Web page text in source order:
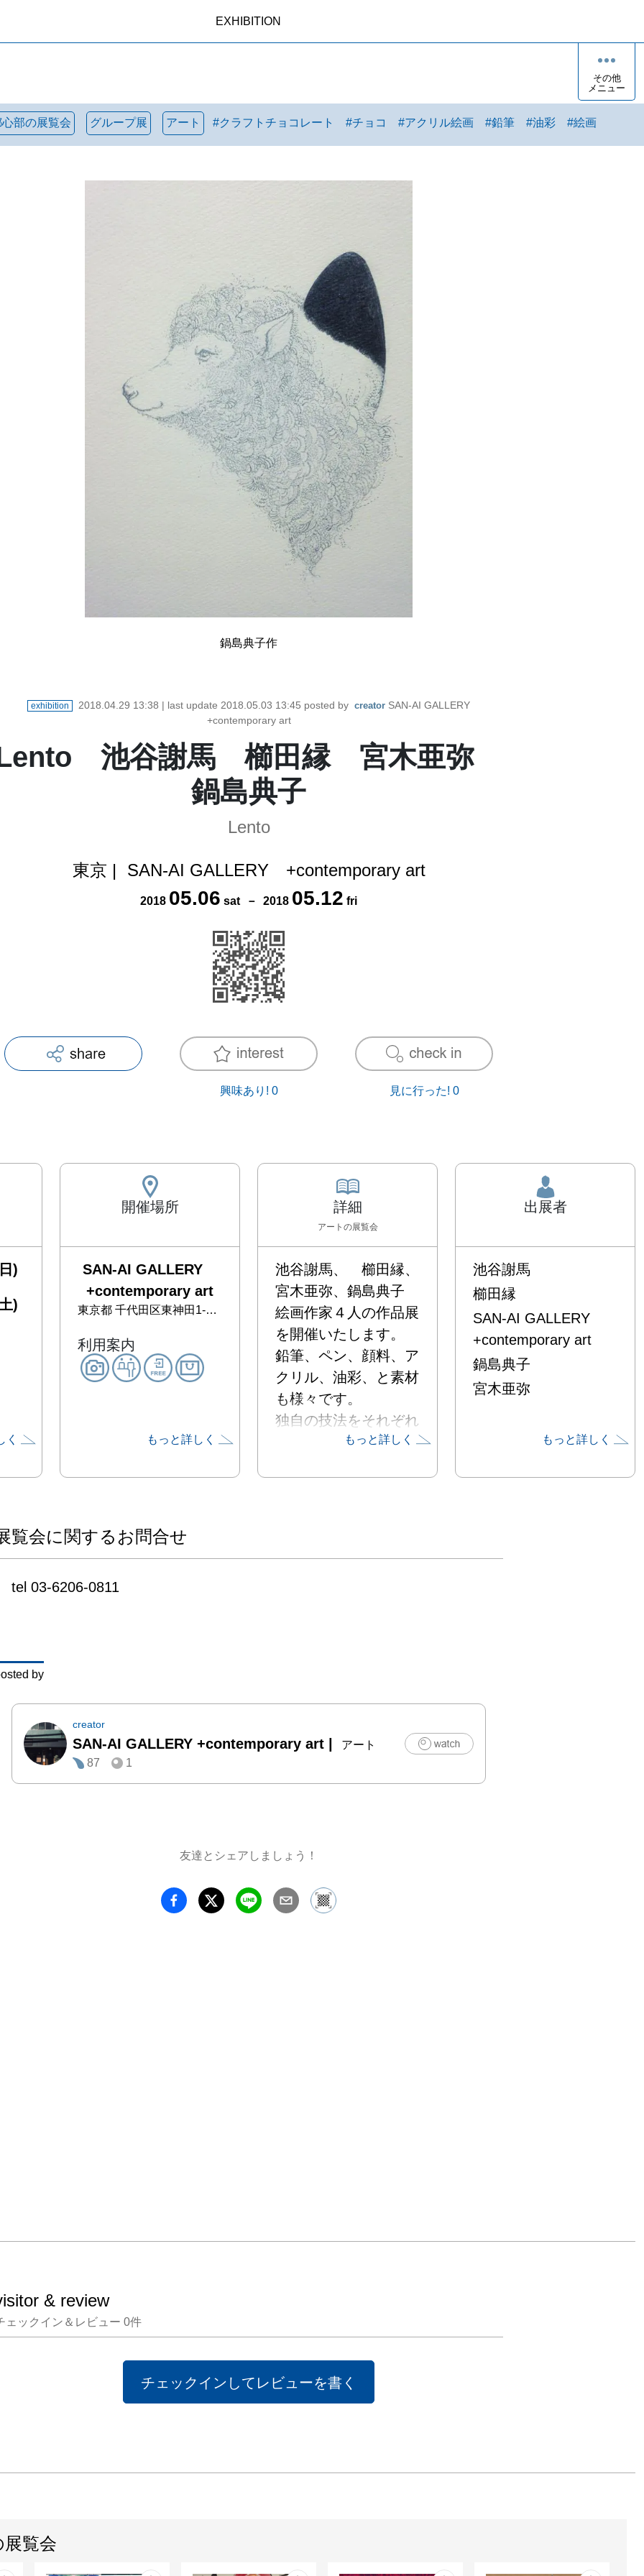
EXHIBITION
その他
メニュー
部の展覧会 グループ展 アート #クラフトチョコレート #チョコ #アクリル絵画 #鉛筆 #油彩 #絵画
鍋島典子作
exhibition 2018.04.29 13:38 | last update 2018.05.03 13:45 posted by creator SAN-AI GALLERY
+contemporary art
池谷謝馬 櫛田縁 宮木亜弥
鍋島典子
Lento
東京 | SAN-AI GALLERY +contemporary art
2018 05.06 sat － 2018 05.12 fri
興味あり! 0 見に行った! 0
)
)
く
開催場所
SAN-AI GALLERY
+contemporary art
東京都 千代田区東神田1-13-17 森ビル1F
利用案内
もっと詳しく
詳細
アート の展覧会
池谷謝馬、　櫛田縁、
宮木亜弥、鍋島典子
絵画作家４人の作品展
を開催いたします。
鉛筆、ペン、顔料、ア
クリル、油彩、と素材
も様々です。
独自の技法をそれぞれ
使い、独自のテーマで
法で
チョコレートを作りつ
ンクした世界観を作品
年、終の住処(すみか)
しています。
掴んでは
たこと、矛盾のあるこ
ものを描きます。
もっと詳しく
出展者
池谷謝馬
櫛田縁
SAN-AI GALLERY
+contemporary art
鍋島典子
宮木亜弥
もっと詳しく
覧会に関するお問合せ
tel 03-6206-0811
by
creator
SAN-AI GALLERY +contemporary art |
アート
87
1
友達とシェアしましょう！
& review
ェックイン＆レビュー 0件
チェックインしてレビューを書く
覧会